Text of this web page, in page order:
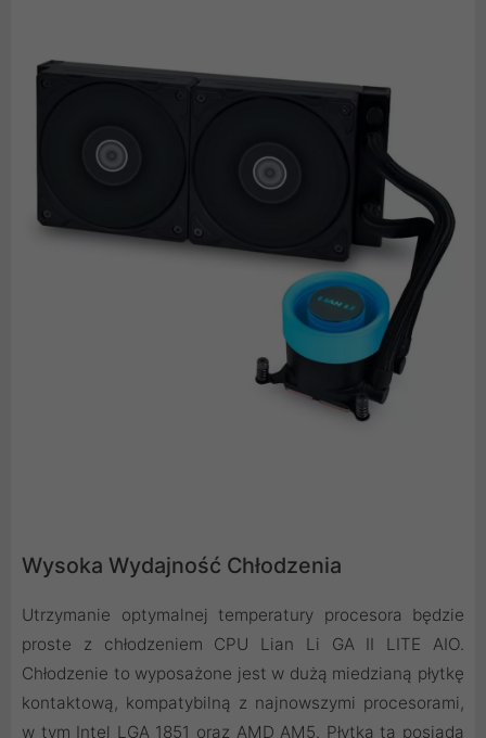
Wysoka Wydajność Chłodzenia
Utrzymanie optymalnej temperatury procesora będzie
proste z chłodzeniem CPU Lian Li GA II LITE AIO.
Chłodzenie to wyposażone jest w dużą miedzianą płytkę
kontaktową, kompatybilną z najnowszymi procesorami,
w tym Intel LGA 1851 oraz AMD AM5. Płytka ta posiada